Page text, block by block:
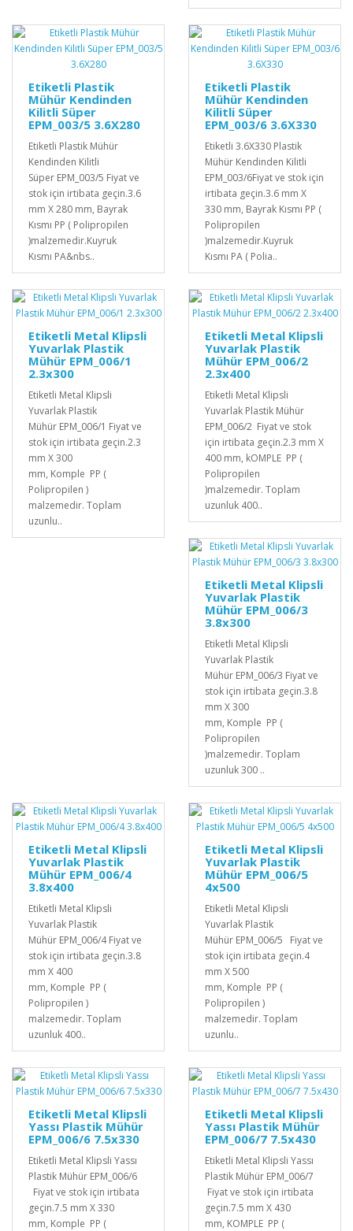
Etiketli Plastik
Mühür Kendinden
Kilitli Süper
EPM_003/5 3.6X280
Etiketli Plastik Mühür
Kendinden Kilitli
Süper EPM_003/5 Fiyat ve
stok için irtibata geçin.3.6
mm X 280 mm, Bayrak
Kısmı PP ( Polipropilen
)malzemedir.Kuyruk
Kısmı PA&nbs..
Etiketli Plastik
Mühür Kendinden
Kilitli Süper
EPM_003/6 3.6X330
Etiketli 3.6X330 Plastik
Mühür Kendinden Kilitli
EPM_003/6Fiyat ve stok için
irtibata geçin.3.6 mm X
330 mm, Bayrak Kısmı PP (
Polipropilen
)malzemedir.Kuyruk
Kısmı PA ( Polia..
Etiketli Metal Klipsli
Yuvarlak Plastik
Mühür EPM_006/1
2.3x300
Etiketli Metal Klipsli
Yuvarlak Plastik
Mühür EPM_006/1 Fiyat ve
stok için irtibata geçin.2.3
mm X 300
mm, Komple PP (
Polipropilen )
malzemedir. Toplam
uzunlu..
Etiketli Metal Klipsli
Yuvarlak Plastik
Mühür EPM_006/2
2.3x400
Etiketli Metal Klipsli
Yuvarlak Plastik Mühür
EPM_006/2 Fiyat ve stok
için irtibata geçin.2.3 mm X
400 mm, kOMPLE PP (
Polipropilen
)malzemedir. Toplam
uzunluk 400..
Etiketli Metal Klipsli
Yuvarlak Plastik
Mühür EPM_006/3
3.8x300
Etiketli Metal Klipsli
Yuvarlak Plastik
Mühür EPM_006/3 Fiyat ve
stok için irtibata geçin.3.8
mm X 300
mm, Komple PP (
Polipropilen
)malzemedir. Toplam
uzunluk 300 ..
Etiketli Metal Klipsli
Yuvarlak Plastik
Mühür EPM_006/4
3.8x400
Etiketli Metal Klipsli
Yuvarlak Plastik
Mühür EPM_006/4 Fiyat ve
stok için irtibata geçin.3.8
mm X 400
mm, Komple PP (
Polipropilen )
malzemedir. Toplam
uzunluk 400..
Etiketli Metal Klipsli
Yuvarlak Plastik
Mühür EPM_006/5
4x500
Etiketli Metal Klipsli
Yuvarlak Plastik
Mühür EPM_006/5 Fiyat ve
stok için irtibata geçin.4
mm X 500
mm, Komple PP (
Polipropilen )
malzemedir. Toplam
uzunlu..
Etiketli Metal Klipsli
Yassı Plastik Mühür
EPM_006/6 7.5x330
Etiketli Metal Klipsli Yassı
Plastik Mühür EPM_006/6
Fiyat ve stok için irtibata
geçin.7.5 mm X 330
mm, Komple PP (
Etiketli Metal Klipsli
Yassı Plastik Mühür
EPM_006/7 7.5x430
Etiketli Metal Klipsli Yassı
Plastik Mühür EPM_006/7
Fiyat ve stok için irtibata
geçin.7.5 mm X 430
mm, KOMPLE PP (